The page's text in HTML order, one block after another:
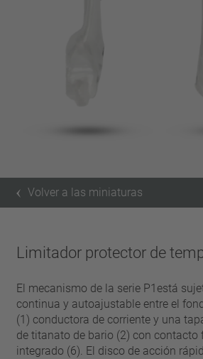
Volver a las miniaturas
Limitador protector de
El mecanismo de la serie P1está
continua y autoajustable entre el
(1) conductora de corriente y una
de titanato de bario (2) con contacto
integrado (6). El disco de acción